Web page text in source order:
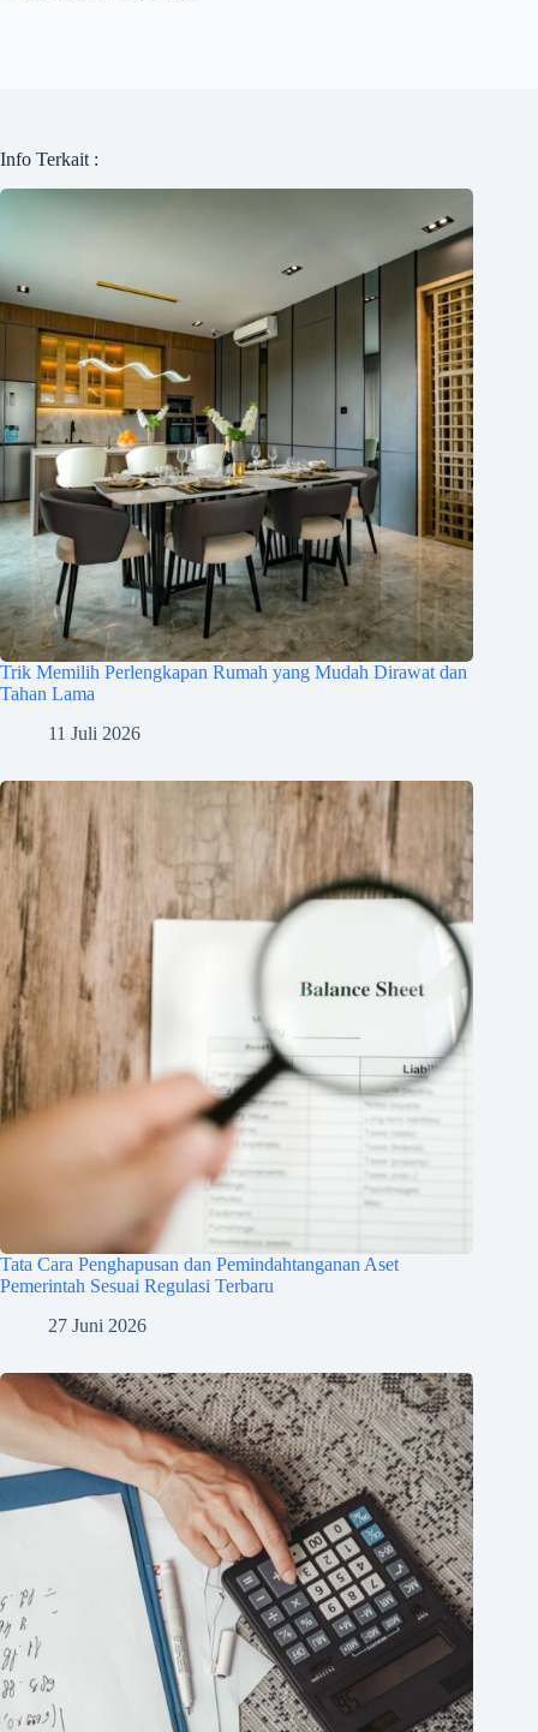
Info Terkait :
Trik Memilih Perlengkapan Rumah yang Mudah Dirawat dan
Tahan Lama
11 Juli 2026
Tata Cara Penghapusan dan Pemindahtanganan Aset
Pemerintah Sesuai Regulasi Terbaru
27 Juni 2026